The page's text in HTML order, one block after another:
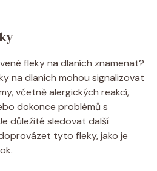
fleky na dlaních znamenat?
na dlaních mohou signalizovat
včetně alergických reakcí,
dokonce problémů s
důležité sledovat další
tyto fleky, jako je